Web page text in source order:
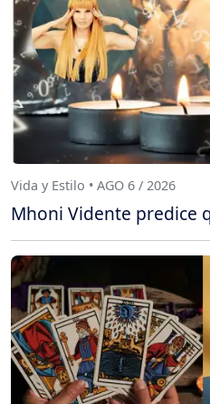
Vida y Estilo • AGO 6 / 2026
Mhoni Vidente predice